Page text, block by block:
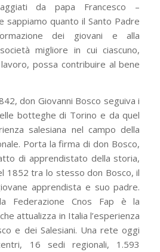
da papa Francesco –
sappiamo quanto il Santo Padre
dei giovani e alla
migliore in cui ciascuno,
possa contribuire al bene
don Giovanni Bosco seguiva i
botteghe di Torino e da quel
salesiana nel campo della
Porta la firma di don Bosco,
di apprendistato della storia,
1852 tra lo stesso don Bosco, il
apprendista e suo padre.
Federazione Cnos Fap è la
attualizza in Italia l’esperienza
e dei Salesiani. Una rete oggi
16 sedi regionali, 1.593